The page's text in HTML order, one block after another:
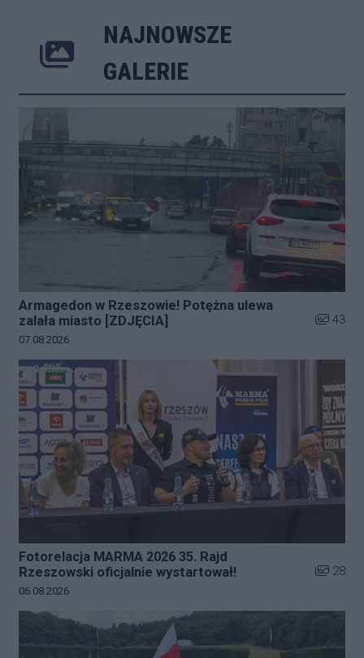
NAJNOWSZE
GALERIE
Armagedon w Rzeszowie! Potężna ulewa
zalała miasto [ZDJĘCIA]
Liczba
43
Data dodania galerii:
07.08.2026
Fotorelacja MARMA 2026 35. Rajd
Rzeszowski oficjalnie wystartował!
Liczba
28
Data dodania galerii:
06.08.2026